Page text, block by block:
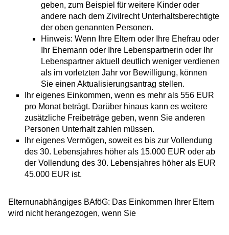
geben, zum Beispiel für weitere Kinder oder
andere nach dem Zivilrecht Unterhaltsberechtigte
der oben genannten Personen.
Hinweis: Wenn Ihre Eltern oder Ihre Ehefrau oder
Ihr Ehemann oder Ihre Lebenspartnerin oder Ihr
Lebenspartner aktuell deutlich weniger verdienen
als im vorletzten Jahr vor Bewilligung, können
Sie einen Aktualisierungsantrag stellen.
Ihr eigenes Einkommen, wenn es mehr als 556 EUR
pro Monat beträgt. Darüber hinaus kann es weitere
zusätzliche Freibeträge geben, wenn Sie anderen
Personen Unterhalt zahlen müssen.
Ihr eigenes Vermögen, soweit es bis zur Vollendung
des 30. Lebensjahres höher als 15.000 EUR oder ab
der Vollendung des 30. Lebensjahres höher als EUR
45.000 EUR ist.
Elternunabhängiges BAföG: Das Einkommen Ihrer Eltern
wird nicht herangezogen, wenn Sie